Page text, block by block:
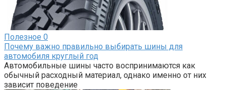
Полезное 0
Почему важно правильно выбирать шины для
автомобиля круглый год
Автомобильные шины часто воспринимаются как
обычный расходный материал, однако именно от них
зависит поведение